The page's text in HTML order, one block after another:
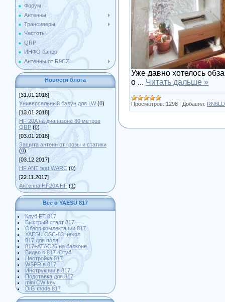
Форум
Антенны
Трансиверы
Частоты
QRP
ИНФО банер
Антенны от R9CZ
Новости блога
[31.01.2018]
Универсальный балун для LW (0)
[13.01.2018]
HF 20A на диапазоне 80 метров
QRP (0)
[03.01.2018]
Защита антенн от грозы и статики
(0)
[03.12.2017]
HF ANT test WARC (0)
[22.11.2017]
Антенна HF20A HF (1)
Все о YAESU 817
Клуб FT 817
Быстрый старт 817
Обзор комлектации 817
YAESU CSC-83 чехол
817 для поля
817+АТАС25 на балконе
Видео о 817 Ютуб
Настройка 817
WSPR в 817
Инструкции в 817
Подставка для 817
mini CW key
DIG mode 817
Уже давно хотелось
о ... Читать дальше »
Просмотров: 1298 Добавил: